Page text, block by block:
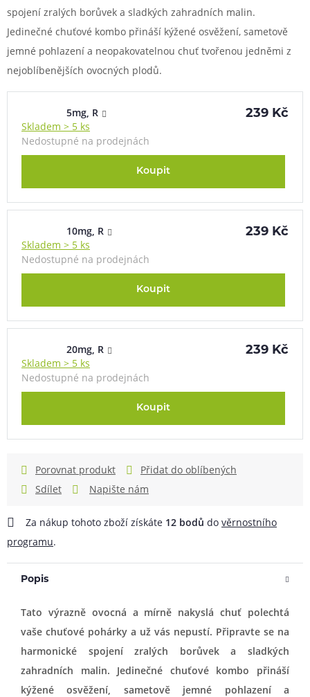
spojení zralých borůvek a sladkých zahradních malin.
Jedinečné chuťové kombo přináší kýžené osvěžení, sametově
jemné pohlazení a neopakovatelnou chuť tvořenou jedněmi z
nejoblíbenějších ovocných plodů.
5mg, R
Skladem > 5 ks
Nedostupné na prodejnách
239 Kč
Koupit
10mg, R
Skladem > 5 ks
Nedostupné na prodejnách
239 Kč
Koupit
20mg, R
Skladem > 5 ks
Nedostupné na prodejnách
239 Kč
Koupit
Porovnat produkt
Přidat do oblíbených
Sdílet
Napište nám
Za nákup tohoto zboží získáte 12 bodů do věrnostního
programu.
Popis
Tato výrazně ovocná a mírně nakyslá chuť polechtá
vaše chuťové pohárky a už vás nepustí. Připravte se na
harmonické spojení zralých borůvek a sladkých
zahradních malin. Jedinečné chuťové kombo přináší
kýžené osvěžení, sametově jemné pohlazení a